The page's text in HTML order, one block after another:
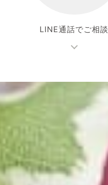
LINE通話でご相談